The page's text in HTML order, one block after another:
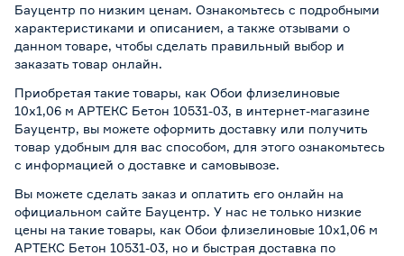
Бауцентр по низким ценам. Ознакомьтесь с подробными
характеристиками и описанием, а также отзывами о
данном товаре, чтобы сделать правильный выбор и
заказать товар онлайн.
Приобретая такие товары, как Обои флизелиновые
10х1,06 м АРТЕКС Бетон 10531-03, в интернет-магазине
Бауцентр, вы можете оформить доставку или получить
товар удобным для вас способом, для этого ознакомьтесь
с информацией о доставке и самовывозе.
Вы можете сделать заказ и оплатить его онлайн на
официальном сайте Бауцентр. У нас не только низкие
цены на такие товары, как Обои флизелиновые 10х1,06 м
АРТЕКС Бетон 10531-03, но и быстрая доставка по